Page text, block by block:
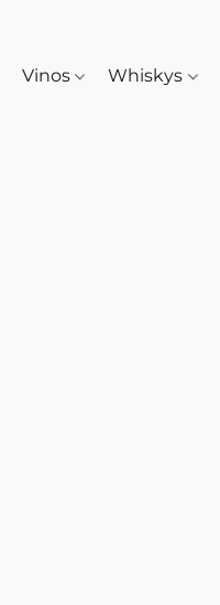
Vinos Whiskys